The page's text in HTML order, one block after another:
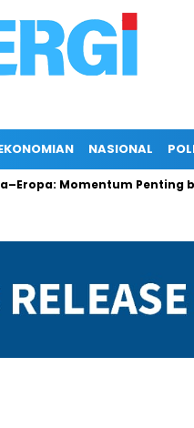
NASIONAL
Momentum Penting bagi